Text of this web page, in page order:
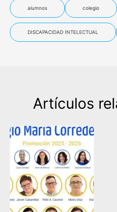
alumnos colegio
DISCAPACIDAD INTELECTUAL
Artículos